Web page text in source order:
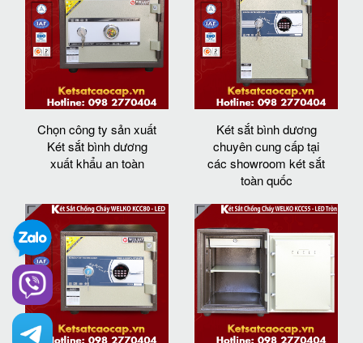
Chọn công ty sản xuất
Két sắt bình dương
xuất khẩu an toàn
Két sắt bình dương
chuyên cung cấp tại
các showroom két sắt
toàn quốc